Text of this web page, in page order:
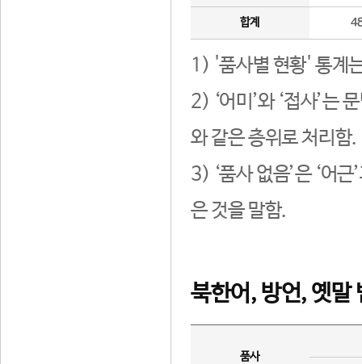
합계
1) '품사별 현황' 통계
2) ‘어미’와 ‘접사’는
와 같은 층위로 처리함.
3) ‘품사 없음’은 ‘어
은 것을 말함.
북한어, 방언, 옛말
품사